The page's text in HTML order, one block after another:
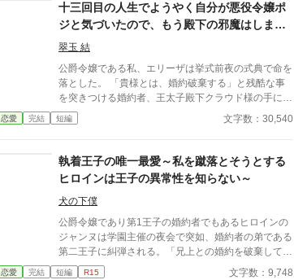
に愛されそして……え？
十三回目の人生でようやく自分が悪役令嬢ポ
ジと気づいたので、もう殿下の邪魔はしませ
んから構わないで下さい！
翠玉 結
公爵令嬢である私、エリーザは挙式前夜の式典で命を
落とした。 「貴様とは、婚約破棄する」と残酷な事
を突きつける婚約者、王太子殿下クラウド様の手によ
って。 そしてそれが一度ではなく、何度も繰り返し
ていることに気が付いたのは〖十三回目〗の人生。
で立ち振る舞い、殿下の恋路を邪魔していたいたから
だった。 どう頑張ろうと、殿下からの愛を受け取る
ことなく死ぬ。 その結末をが分かっているならもう
二度と同じ過ちは繰り返さない！ そして死なな
い！！ そう思って殿下と関わらないようにしていた
のに、 何故か前の記憶とは違って、まさかのご執心
で溺愛ルートまっしぐらで？！ 「殿下！私、死にた
くありません！」 ✼••┈┈┈┈••✼••┈┈┈┈••✼ ※他サイト
より転載した作品です。
恋愛 完結 短編 文字数：30,540
執着王子の唯一最愛～私を蹴落とそうとする
ヒロインは王子の異常性を知らない～
犬の下僕
公爵令嬢であり第1王子の婚約者でもあるヒロインの
ジャンヌは学園主催の夜会で突如、婚約者の弟である
第二王子に糾弾される。「兄上との婚約を破棄しても
らおう」と言われたジャンヌはどうするのか…
恋愛 完結 短編 R15 文字数：9,748